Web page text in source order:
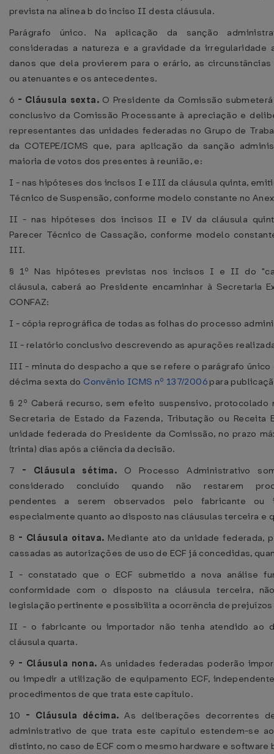
prevista na alínea b do inciso II desta cláusula.
Parágrafo único. Na aplicação da sanção
consideradas a natureza e a gravidade da irregularidade
danos que dela provierem para o erário, as circunstâncias
ou atenuantes e os antecedentes.
6 - Cláusula sexta. O Presidente da Comissão
conclusivo da Comissão Processante à apreciação e
representantes das unidades federadas no Grupo de
da COTEPE/ICMS que, para aplicação da sanção
maioria de votos dos presentes à reunião, e:
I - nas hipóteses dos incisos I e III da cláusula quinta,
Técnico de Suspensão, conforme modelo constante no
II - nas hipóteses dos incisos II e IV da cláusula
Parecer Técnico de Cassação, conforme modelo
III.
§ 1º Nas hipóteses previstas nos incisos I e II do
cláusula, caberá ao Presidente encaminhar à Secretaria
CONFAZ:
I - cópia reprográfica de todas as folhas do processo
II - relatório conclusivo descrevendo as apurações
III - minuta do despacho a que se refere o parágrafo único
décima sexta do Convênio ICMS nº 137/2006 para
§ 2º Caberá recurso, sem efeito suspensivo, protocolado
Secretaria de Estado da Fazenda, Tributação ou Receita
unidade federada do Presidente da Comissão, no prazo
(trinta) dias após a ciência da decisão.
7 - Cláusula sétima. O Processo Administrativo
considerado concluído quando não restarem
pendentes a serem observados pelo fabricante ou
especialmente quanto ao disposto nas cláusulas terceira e
8 - Cláusula oitava. Mediante ato da unidade federada,
cassadas as autorizações de uso de ECF já concedidas,
I - constatado que o ECF submetido a nova análise
conformidade com o disposto na cláusula terceira,
legislação pertinente e possibilita a ocorrência de
II - o fabricante ou importador não tenha atendido ao
cláusula quarta.
9 - Cláusula nona.As unidades federadas poderão
ou impedir a utilização de equipamento ECF,
procedimentos de que trata este capítulo.
10 - Cláusula décima.As deliberações decorrentes
administrativo de que trata este capítulo estendem-se
distinto, no caso de ECF com o mesmo hardware e software